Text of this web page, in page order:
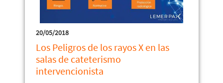
20/05/2018
Los Peligros de los rayos X en las
salas de cateterismo
intervencionista